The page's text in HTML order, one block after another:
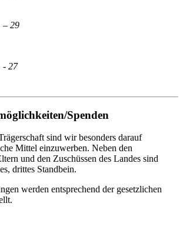
– 29
- 27
Spenden
sind wir besonders darauf
Mittel einzuwerben. Neben den
und den Zuschüssen des Landes sind
drittes Standbein.
werden entsprechend der gesetzlichen